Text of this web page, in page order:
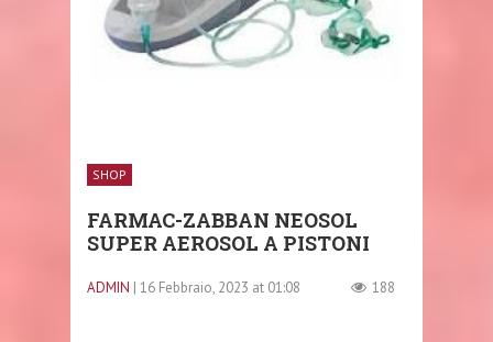
SHOP
FARMAC-ZABBAN NEOSOL
SUPER AEROSOL A PISTONI
ADMIN | 16 Febbraio, 2023 at 01:08 188